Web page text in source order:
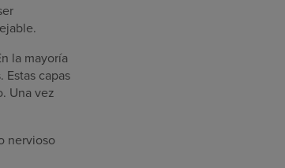
la mayoría
capas
Una vez
nervioso